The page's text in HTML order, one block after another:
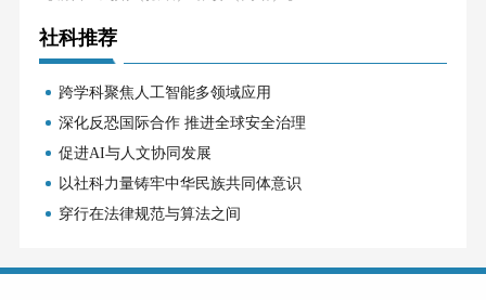
社科推荐
跨学科聚焦人工智能多领域应用
深化反恐国际合作 推进全球安全治理
促进AI与人文协同发展
以社科力量铸牢中华民族共同体意识
穿行在法律规范与算法之间